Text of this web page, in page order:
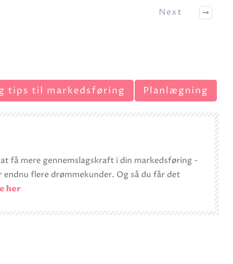
Next
tips til markedsføring Planlægning
få mere gennemslagskraft i din markedsføring -
flere drømmekunder. Og så du får det
her